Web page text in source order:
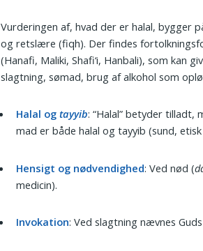
Vurderingen af, hvad der er halal, bygger
og retslære (fiqh). Der findes
(Hanafi, Maliki, Shafi‘i, Hanbali), som kan
slagtning, sømad, brug af alkohol som
Halal ogtayyib: “Halal” betyder tilladt,
mad er både halal og tayyib (sund,
Hensigt og nødvendighed: Ved nød (
medicin).
Invokation: Ved slagtning nævnes